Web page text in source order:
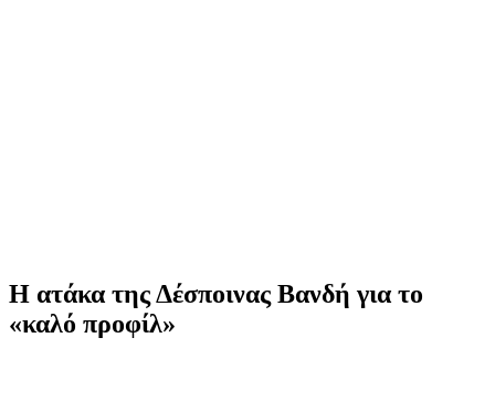
Η ατάκα της Δέσποινας Βανδή για το
«καλό προφίλ»